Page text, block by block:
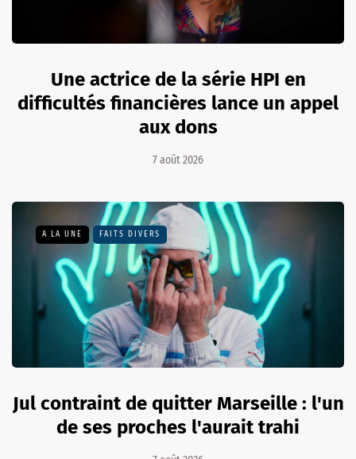
Une actrice de la série HPI en
difficultés financières lance un appel
aux dons
7 août 2026
A LA UNE FAITS DIVERS
Jul contraint de quitter Marseille : l'un
de ses proches l'aurait trahi